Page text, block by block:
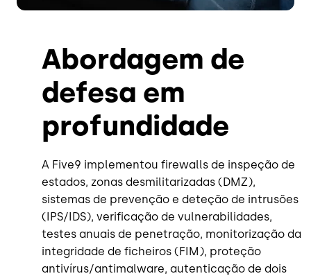
Abordagem de
defesa em
profundidade
A Five9 implementou firewalls de inspeção de
estados, zonas desmilitarizadas (DMZ),
sistemas de prevenção e deteção de intrusões
(IPS/IDS), verificação de vulnerabilidades,
testes anuais de penetração, monitorização da
integridade de ficheiros (FIM), proteção
antivírus/antimalware, autenticação de dois